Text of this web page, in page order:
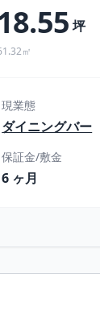
坪
㎡
現業態
ダイニングバー
保証金/敷金
6 ヶ月